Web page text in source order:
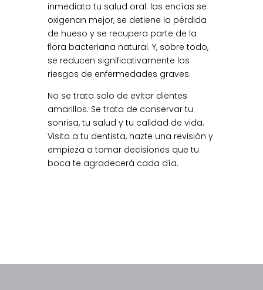
inmediato tu salud oral: las encías se
oxigenan mejor, se detiene la pérdida
de hueso y se recupera parte de la
flora bacteriana natural. Y, sobre todo,
se reducen significativamente los
riesgos de enfermedades graves.
No se trata solo de evitar dientes
amarillos. Se trata de conservar tu
sonrisa, tu salud y tu calidad de vida.
Visita a tu dentista, hazte una revisión y
empieza a tomar decisiones que tu
boca te agradecerá cada día.